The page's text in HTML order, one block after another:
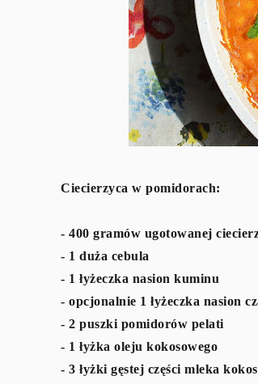
Ciecierzyca w pomidorach:
- 400 gramów ugotowanej
- 1 duża cebula
- 1 łyżeczka nasion kuminu
- opcjonalnie 1 łyżeczka nasion
- 2 puszki pomidorów pelati
- 1 łyżka oleju kokosowego
- 3 łyżki gęstej części mleka